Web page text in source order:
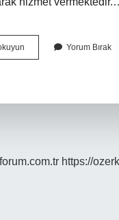
Sealand
Ülkesi
Yorum Bırak
https://